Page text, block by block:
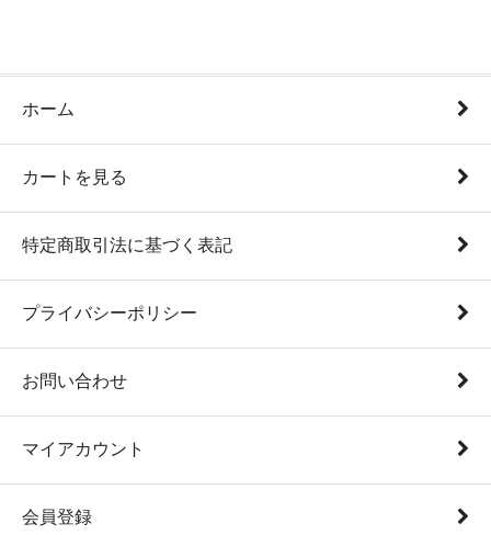
ホーム
カートを見る
特定商取引法に基づく表記
プライバシーポリシー
お問い合わせ
マイアカウント
会員登録